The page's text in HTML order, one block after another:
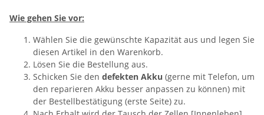
Wie gehen Sie vor:
Wählen Sie die gewünschte Kapazität aus und legen Sie
diesen Artikel in den Warenkorb.
Lösen Sie die Bestellung aus.
Schicken Sie den defekten Akku (gerne mit Telefon, um
den reparieren Akku besser anpassen zu können) mit
der Bestellbestätigung (erste Seite) zu.